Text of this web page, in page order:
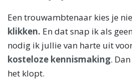
Een trouwambtenaar kies je
klikken. En dat snap ik als
nodig ik jullie van harte uit
kosteloze kennismaking.
het klopt.